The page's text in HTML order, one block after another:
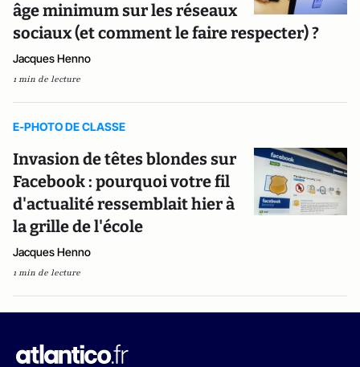
âge minimum sur les réseaux
sociaux (et comment le faire respecter) ?
Jacques Henno
1 min de lecture
E-PHOTO DE CLASSE
Invasion de têtes blondes sur
Facebook : pourquoi votre fil
d'actualité ressemblait hier à
la grille de l'école
Jacques Henno
1 min de lecture